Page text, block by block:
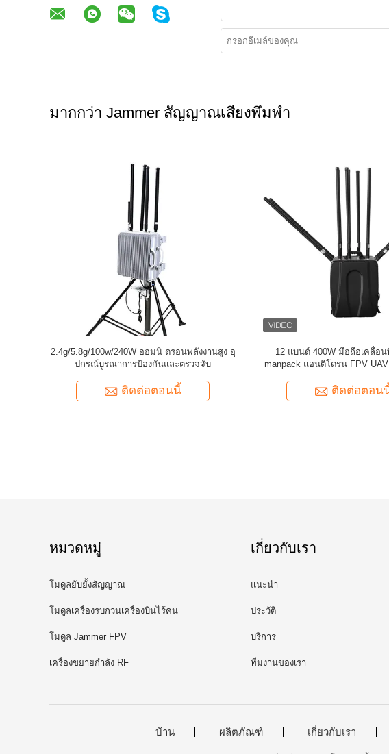
มากกว่า Jammer สัญญาณเสียงพึมพำ
สำหรับ WIFI5.8G
บบป้องกันทางอากาศ
ระยะยาว 1,000-2,000 เมตร Anti UAV System
UAV Drone Jammer สำหรับ Mavic3 Mavic2
ติดต่อตอนนี้
การเชื่อมต่อคอมพิวเต
UAV Drone Signal
ติด
หมวดหมู่
โมดูลยับยั้งสัญญาณ
โมดูลเครื่องรบกวนเครื่องบินไร้คน
ขับ
โมดูล Jammer FPV
เครื่องขยายกําลัง RF
เกี่ยวกับเรา
แนะนำ
ประวัติ
บริการ
ทีมงานของเรา
บ้าน ผลิตภัณฑ์ เกี่ยวกับเรา